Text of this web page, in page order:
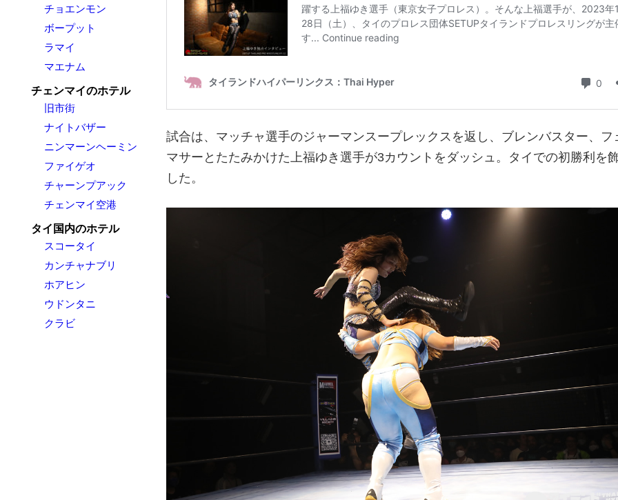
チョエンモン
ボープット
ラマイ
マエナム
チェンマイのホテル
旧市街
ナイトバザー
ニンマーンヘーミン
ファイゲオ
チャーンプアック
チェンマイ空港
タイ国内のホテル
スコータイ
カンチャナブリ
ホアヒン
ウドンタニ
クラビ
試合は、マッチャ選手のジャーマンスープレックスを返し、ブレンバスター、フ
マサーとたたみかけた上福ゆき選手が3カウントをダッシュ。タイでの初勝利を
した。